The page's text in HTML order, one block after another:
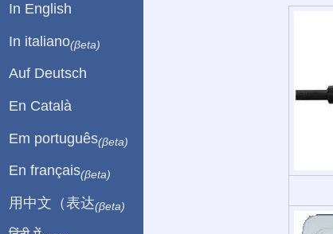
In English
In italiano(βeta)
Auf Deutsch
En Català
Em português(βeta)
En français(βeta)
用中文（表达(βeta)